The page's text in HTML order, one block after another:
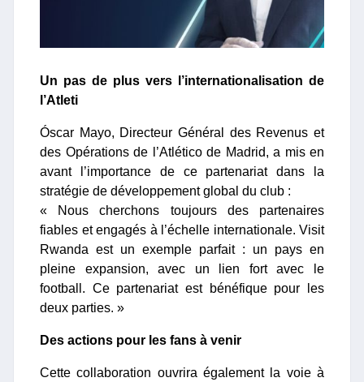
Un pas de plus vers l’internationalisation de
l’Atleti
Óscar Mayo, Directeur Général des Revenus et
des Opérations de l’Atlético de Madrid, a mis en
avant l’importance de ce partenariat dans la
stratégie de développement global du club :
« Nous cherchons toujours des partenaires
fiables et engagés à l’échelle internationale. Visit
Rwanda est un exemple parfait : un pays en
pleine expansion, avec un lien fort avec le
football. Ce partenariat est bénéfique pour les
deux parties. »
Des actions pour les fans à venir
Cette collaboration ouvrira également la voie à